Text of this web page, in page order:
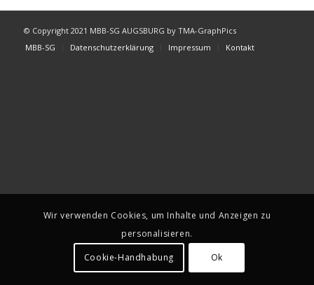
© Copyright 2021 MBB-SG AUGSBURG by TMA-GraphPics
MBB-SG
Datenschutzerklärung Impressum Kontakt
Wir verwenden Cookies, um Inhalte und Anzeigen zu
personalisieren.
Cookie-Handhabung Ok